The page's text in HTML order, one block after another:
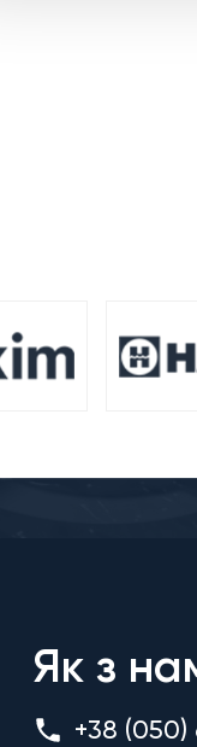
Як з
+38 (050)